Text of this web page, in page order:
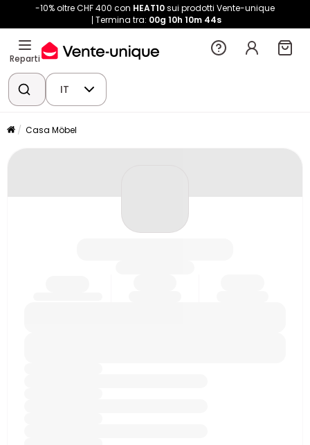
-10% oltre CHF 400 con HEAT10sui prodotti Vente-unique
Termina tra: 00g 10h 10m 43s
Reparti
IT
Casa Möbel